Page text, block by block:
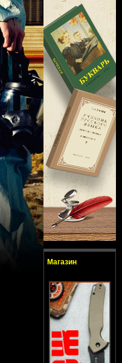
Магазин